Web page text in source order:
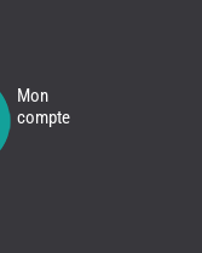
Mon
compte